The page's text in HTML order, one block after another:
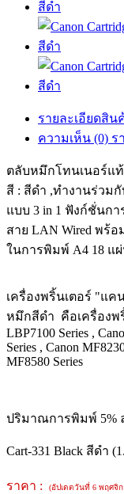
รายละเอียดสิน
ความเห็น (0) ร
ตลับหมึกโทนเนอร์แท้
สี : สีดำ ,ทำงานร่วมกั
แบบ 3 in 1 ฟังก์ชั่นก
สาย LAN Wired พร้
ในการพิมพ์ A4 18 แ
เครื่องพริ้นเตอร์ "แค
หมึกสีดำ คือเครื่องพ
LBP7100 Series ,
Series , Canon
MF8580 Series
ปริมาณการพิมพ์ 5%
Cart-331 Black สีดำ
ราคา : (อัปเดตวันที่ 6 พฤศจิก